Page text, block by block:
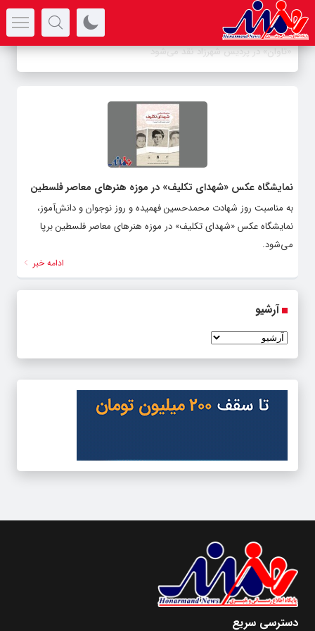
-
نمایشگاه عکس «شهدای تکلیف» در موزه هنر‌های معاصر فلسطین
به مناسبت روز شهادت محمدحسین فهمیده و روز نوجوان و دانش‌آموز،
نمایشگاه عکس «شهدای تکلیف» در موزه هنر‌های معاصر فلسطین برپا
می‌شود.
ادامه خبر
آرشیو
دسترسی سریع